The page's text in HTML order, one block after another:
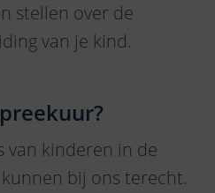
stellen over de
van je kind.
van kinderen in de
bij ons terecht.